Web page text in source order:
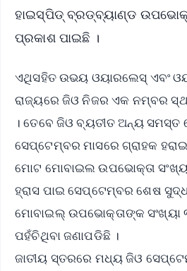
ହାଇସ୍ପିଡ୍ ବ୍ରଡ୍‌ବ୍ୟାଣ୍ଡ
ପ୍ରକାଶ ପାଇଛି ।
ଏଥିସହିତ ଉଭୟ ଓୟାରଲେସ୍ ଏବଂ
ରାଜ୍ୟରେ ଜିଓ ନିଜର ଏକ ନମ୍ବର
। ତେବେ ଜିଓ ବ୍ୟତୀତ ଅନ୍ୟ ସମସ୍ତ
ସେପ୍ଟେମ୍ବର ମାସରେ ଗ୍ରାହକ
ମୋଟ ମୋବାଇଲ ଉପଭୋକ୍ତା
ହ୍ରାସ ପାଇ ସେପ୍ଟେମ୍ବର ଶେଷ
ମୋବାଇଲ୍ ଉପଭୋକ୍ତାଙ୍କ ସଂଖ୍ୟା
ପହଁଚିଥିବା ଜଣାପଡିଛି ।
ଜାତୀୟ ସ୍ତରରେ ମଧ୍ୟ ଜିଓ